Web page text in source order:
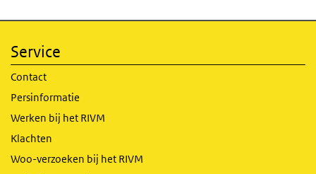
Service
Contact
Persinformatie
Werken bij het RIVM
Klachten
Woo-verzoeken bij het RIVM